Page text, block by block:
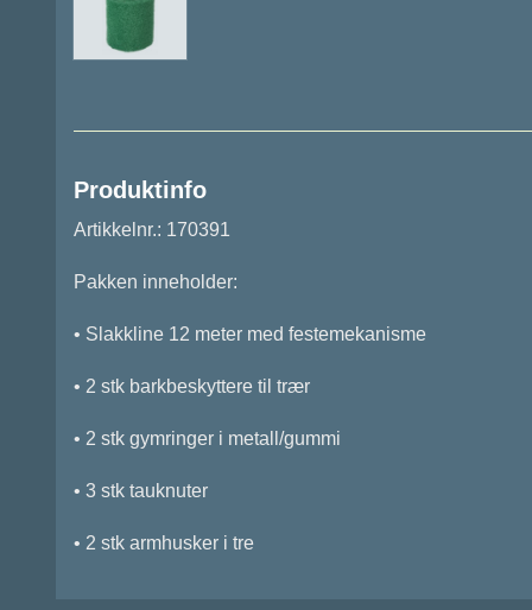
Produktinfo
Artikkelnr.: 170391
Pakken inneholder:
• Slakkline 12 meter med festemekanisme
• 2 stk barkbeskyttere til trær
• 2 stk gymringer i metall/gummi
• 3 stk tauknuter
• 2 stk armhusker i tre